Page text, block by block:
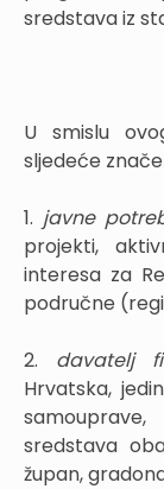
sredstava iz
U smislu
sljedeće
1. javne
projekti,
interesa za
područne
2. davatelj
Hrvatska,
sredstava
župan,